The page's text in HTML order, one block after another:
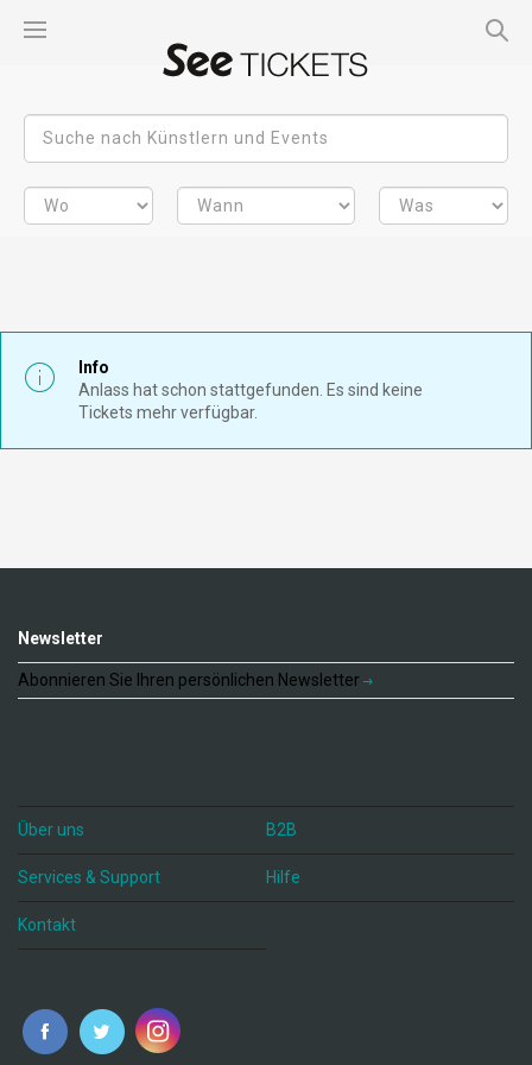
Info
Anlass hat schon stattgefunden. Es sind keine
Tickets mehr verfügbar.
Newsletter
Abonnieren Sie Ihren persönlichen Newsletter
Über uns B2B
Services & Support Hilfe
Kontakt